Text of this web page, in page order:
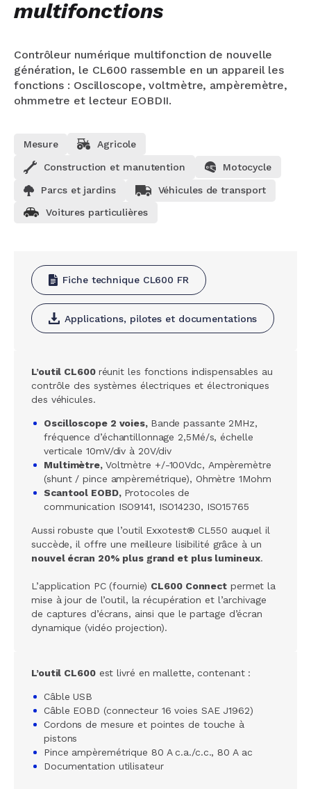
multifonctions
Contrôleur numérique multifonction de nouvelle
génération, le CL600 rassemble en un appareil les
fonctions : Oscilloscope, voltmètre, ampèremètre,
ohmmetre et lecteur EOBDII.
Mesure Agricole
Construction et manutention Motocycle
Parcs et jardins
Véhicules de transport
Voitures particulières
Fiche technique CL600 FR
Applications, pilotes et documentations
L’outil CL600 réunit les fonctions indispensables au
contrôle des systèmes électriques et électroniques
des véhicules.
Oscilloscope 2 voies, Bande passante 2MHz,
fréquence d’échantillonnage 2,5Mé/s, échelle
verticale 10mV/div à 20V/div
Multimètre, Voltmètre +/-100Vdc, Ampèremètre
(shunt / pince ampèremétrique), Ohmètre 1Mohm
Scantool EOBD, Protocoles de
communication ISO9141, ISO14230, ISO15765
Aussi robuste que l’outil Exxotest® CL550 auquel il
succède, il offre une meilleure lisibilité grâce à un
nouvel écran 20% plus grand et plus lumineux.
L’application PC (fournie) CL600 Connect permet la
mise à jour de l’outil, la récupération et l’archivage
de captures d’écrans, ainsi que le partage d’écran
dynamique (vidéo projection).
L’outil CL600est livré en mallette, contenant :
Câble USB
Câble EOBD (connecteur 16 voies SAE J1962)
Cordons de mesure et pointes de touche à
pistons
Pince ampèremétrique 80 A c.a./c.c., 80 A ac
Documentation utilisateur